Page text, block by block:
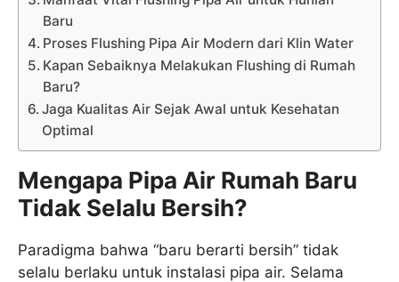
Baru
Proses Flushing Pipa Air Modern dari Klin Water
Kapan Sebaiknya Melakukan Flushing di Rumah
Baru?
Jaga Kualitas Air Sejak Awal untuk Kesehatan
Optimal
Mengapa Pipa Air Rumah Baru
Tidak Selalu Bersih?
Paradigma bahwa “baru berarti bersih” tidak
selalu berlaku untuk instalasi pipa air. Selama